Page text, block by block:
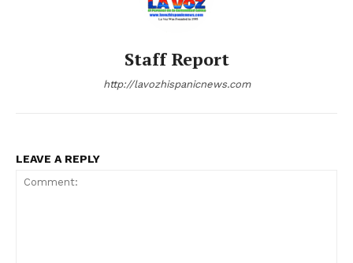
Staff Report
http://lavozhispanicnews.com
LEAVE A REPLY